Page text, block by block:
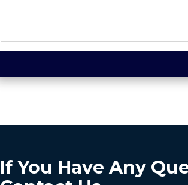
If You Have Any